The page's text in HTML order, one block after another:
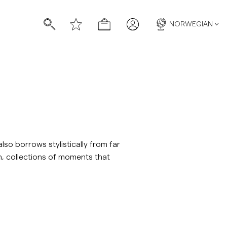
NORWEGIAN
borrows stylistically from far
collections of moments that